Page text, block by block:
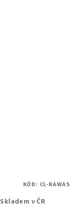
Skladem v ČR
KÓD: CL-RAWAS